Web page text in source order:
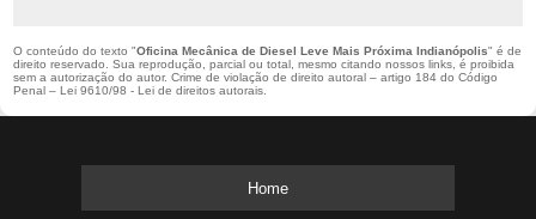
O conteúdo do texto "Oficina Mecânica de Diesel Leve Mais Próxima Indianópolis" é de
direito reservado. Sua reprodução, parcial ou total, mesmo citando nossos links, é proibida
sem a autorização do autor. Crime de violação de direito autoral – artigo 184 do Código
Penal –Lei 9610/98 - Lei de direitos autorais.
Home